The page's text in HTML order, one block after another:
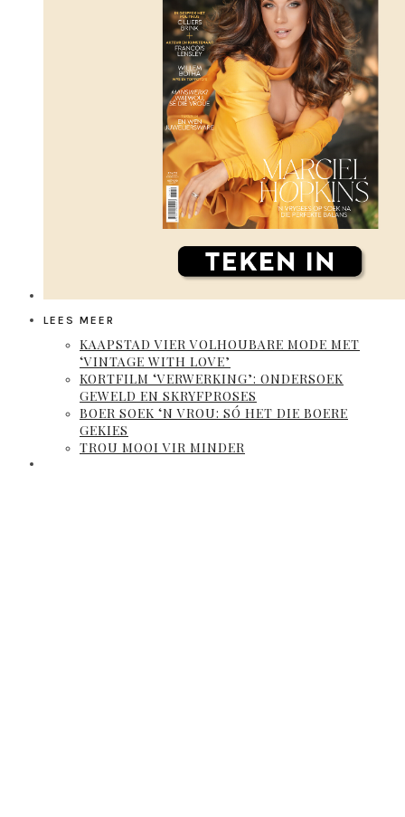
LEES MEER
KAAPSTAD VIER VOLHOUBARE MODE MET
‘VINTAGE WITH LOVE’
KORTFILM ‘VERWERKING’: ONDERSOEK
GEWELD EN SKRYFPROSES
BOER SOEK ‘N VROU: SÓ HET DIE BOERE
GEKIES
TROU MOOI VIR MINDER